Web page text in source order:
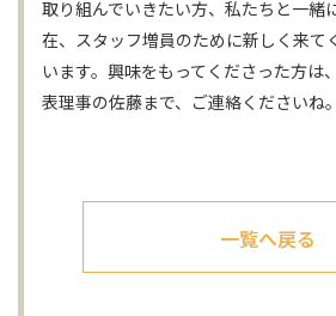
取り組んでいきたい方、私たちと一緒
在、スタッフ増員のために新しく来て
います。興味をもってくださった方
表理事の佐藤まで、ご連絡くださいね。
一覧へ戻る